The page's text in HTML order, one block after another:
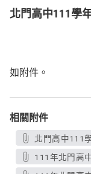
北門高中111學
如附件。
相關附件
北門高中111
111年北門高